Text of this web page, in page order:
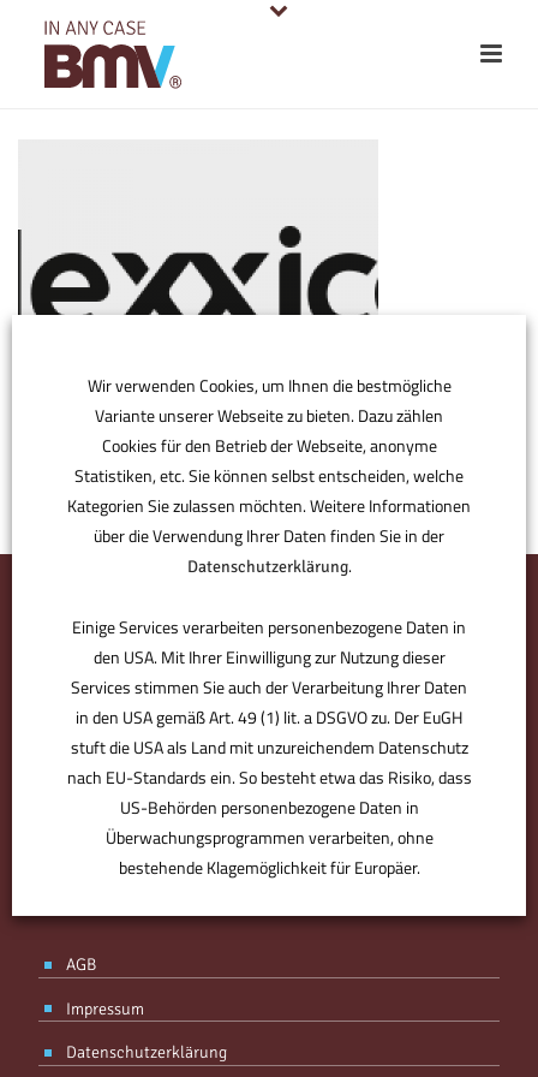
BMV ist der Bürodesigner. Der Partner für den perfekten Standort.
Derjenige, der Sie optimal ausstattet, individuell berät. Plant, was
für Sie zählt – von Anfang an. Ohne Kompromisse, aber mit
Know-how, Designgefühl und Erfahrung. Ihr Partner, mit Spaß an
AGB
Impressum
Datenschutzerklärung
Wir verwenden Cookies, um Ihnen die bestmögliche
Variante unserer Webseite zu bieten. Dazu zählen
Cookies für den Betrieb der Webseite, anonyme
Statistiken, etc. Sie können selbst entscheiden, welche
Kategorien Sie zulassen möchten. Weitere Informationen
über die Verwendung Ihrer Daten finden Sie in der
Datenschutzerklärung.
Einige Services verarbeiten personenbezogene Daten in
den USA. Mit Ihrer Einwilligung zur Nutzung dieser
Services stimmen Sie auch der Verarbeitung Ihrer Daten
in den USA gemäß Art. 49 (1) lit. a DSGVO zu. Der EuGH
stuft die USA als Land mit unzureichendem Datenschutz
nach EU-Standards ein. So besteht etwa das Risiko, dass
US-Behörden personenbezogene Daten in
Überwachungsprogrammen verarbeiten, ohne
bestehende Klagemöglichkeit für Europäer.